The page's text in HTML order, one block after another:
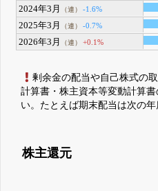
2024年3月
（連） -1.6%
2025年3月
（連） -0.7%
2026年3月
（連） +0.1%
剰余金の配当や自己株式の
計算書・株主資本等変動計算
い。たとえば期末配当は次の年
株主還元